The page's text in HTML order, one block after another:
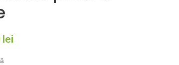
lei